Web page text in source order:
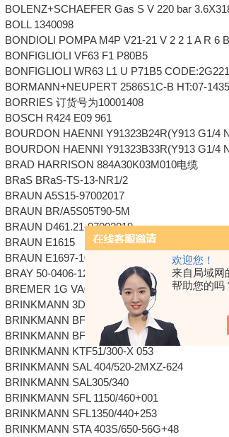
欢迎您！
来自局域网
帮助您的吗
BOLENZ+SCHAEFER Gas S V 220 bar
BOLL 1340098
BONDIOLI POMPA M4P V21-21 V 2 2 1 A R 6
BONFIGLIOLI VF63 F1 P80B5
BONFIGLIOLI WR63 L1 U P71B5
BORMANN+NEUPERT 2586S1C-B HT:07-1435
BORRIES 订货号为10001408
BOSCH R424 E09 961
BOURDON HAENNI Y91323B24R(Y913 G1/4
BOURDON HAENNI Y91323B33R(Y913 G1/4
BRAD HARRISON 884A30K03M010电缆
BRaS BRaS-TS-13-NR1/2
BRAUN A5S15-97002017
BRAUN BR/A5S05T90-5M
BRAUN D461.21-97002019
BRAUN E1615
BRAUN E1697-10375399
BRAY 50-0406-12610-532
BREMER 1G VA0159 D410/60型 3x0.125k Va
BRINKMANN 3DISE0AA-B00058
BRINKMANN BFS232/30-K-61Z+037螺杆泵(
BRINKMANN BFS238/60+690
BRINKMANN KTF51/300-X 053
BRINKMANN SAL 404/520-2MXZ-624
BRINKMANN SAL305/340
BRINKMANN SFL 1150/460+001
BRINKMANN SFL1350/440+253
BRINKMANN STA 403S/650-56G+48